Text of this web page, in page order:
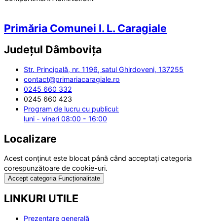
Primăria Comunei I. L. Caragiale
Județul Dâmbovița
Str. Principală, nr. 1196, satul Ghirdoveni, 137255
contact@primariacaragiale.ro
0245 660 332
0245 660 423
Program de lucru cu publicul:
luni - vineri 08:00 - 16:00
Localizare
Acest conținut este blocat până când acceptați categoria
corespunzătoare de cookie-uri.
Accept categoria Funcționalitate
LINKURI UTILE
Prezentare generală